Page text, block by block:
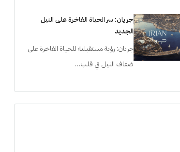
جريان: سر الحياة الفاخرة على النيل
الجديد
جريان: رؤية مستقبلية للحياة الفاخرة على
ضفاف النيل في قلب…